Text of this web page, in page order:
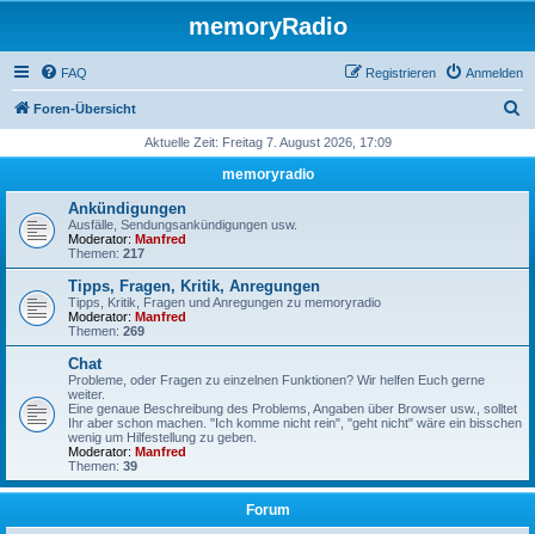
memoryRadio
FAQ Anmelden
Registrieren
Foren-Übersicht
h
Aktuelle Zeit: Freitag 7. August 2026, 17:09
memoryradio
Ankündigungen
Ausfälle, Sendungsankündigungen usw.
Moderator: Manfred
Themen: 217
Tipps, Fragen, Kritik, Anregungen
Tipps, Kritik, Fragen und Anregungen zu memoryradio
Moderator: Manfred
Themen: 269
Chat
Probleme, oder Fragen zu einzelnen Funktionen? Wir helfen Euch gerne
weiter.
Eine genaue Beschreibung des Problems, Angaben über Browser usw., solltet
Ihr aber schon machen. "Ich komme nicht rein", "geht nicht" wäre ein bisschen
wenig um Hilfestellung zu geben.
Moderator: Manfred
Themen: 39
Forum